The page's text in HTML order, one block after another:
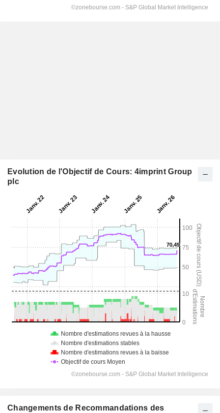
Evolution de l'Objectif de Cours: 4imprint Group
plc
Changements de Recommandations des